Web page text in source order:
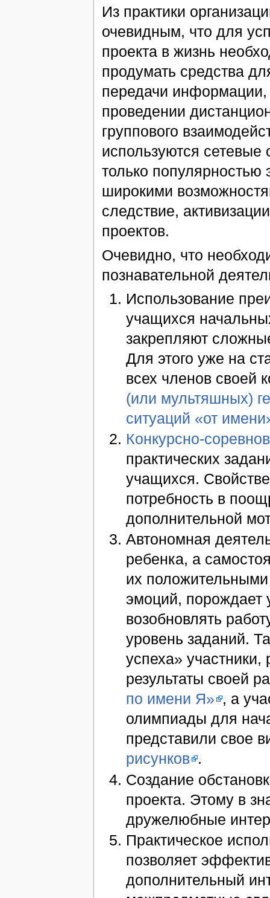
Из практики
очевидным, что для
проекта в жизнь
продумать средства
передачи информации,
проведении
группового
используются
только популярностью
широкими
следствие,
проектов.
Очевидно, что
познавательной
Использование
учащихся
закрепляют
Для этого уже на
всех членов своей
(или мультяшных)
ситуаций «от
Конкурсно-
практических
учащихся.
потребность в
дополнительной
Автономная
ребенка, а
их положительными
эмоций, порождает
возобновлять
уровень заданий.
успеха»
результаты своей
по имени Я» , а
олимпиады для
представили свое
рисунков .
Создание
проекта. Этому в
дружелюбные
Практическое
позволяет
дополнительный